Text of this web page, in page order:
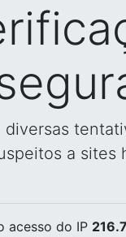
diversas
a sites
acesso do IP